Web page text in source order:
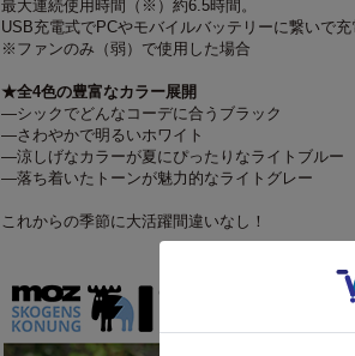
最大連続使用時間（※）約6.5時間。
USB充電式でPCやモバイルバッテリーに繋いで充
※ファンのみ（弱）で使用した場合
★全4色の豊富なカラー展開
―シックでどんなコーデに合うブラック
―さわやかで明るいホワイト
―涼しげなカラーが夏にぴったりなライトブルー
―落ち着いたトーンが魅力的なライトグレー
これからの季節に大活躍間違いなし！